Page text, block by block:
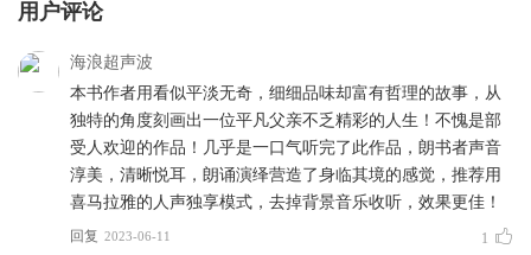
用户评论
海浪超声波
本书作者用看似平淡无奇，细细品味却富有哲理的故事，从
独特的角度刻画出一位平凡父亲不乏精彩的人生！不愧是部
受人欢迎的作品！几乎是一口气听完了此作品，朗书者声音
淳美，清晰悦耳，朗诵演绎营造了身临其境的感觉，推荐用
喜马拉雅的人声独享模式，去掉背景音乐收听，效果更佳！
回复 2023-06-11 1